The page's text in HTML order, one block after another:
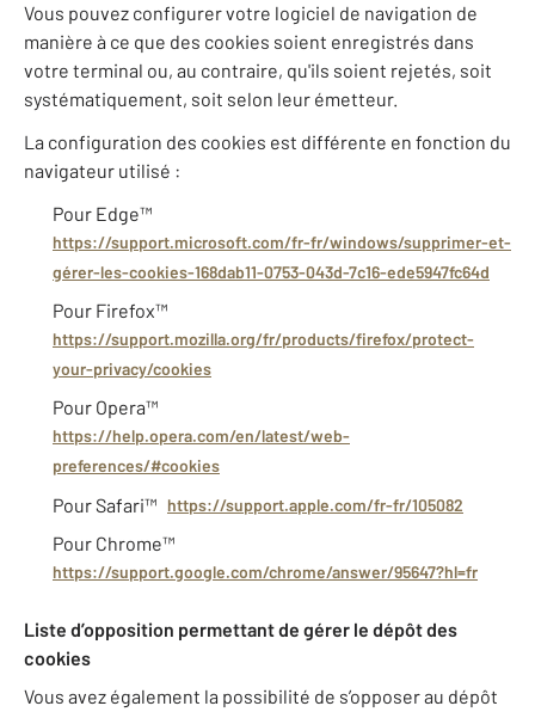
Vous pouvez configurer votre logiciel de navigation de
manière à ce que des cookies soient enregistrés dans
votre terminal ou, au contraire, qu'ils soient rejetés, soit
systématiquement, soit selon leur émetteur.
La configuration des cookies est différente en fonction du
navigateur utilisé :
Pour Edge™
https://support.microsoft.com/fr-fr/windows/supprimer-et-
gérer-les-cookies-168dab11-0753-043d-7c16-ede5947fc64d
Pour Firefox™
https://support.mozilla.org/fr/products/firefox/protect-
your-privacy/cookies
Pour Opera™
https://help.opera.com/en/latest/web-
preferences/#cookies
Pour Safari™ https://support.apple.com/fr-fr/105082
Pour Chrome™
https://support.google.com/chrome/answer/95647?hl=fr
Liste d’opposition permettant de gérer le dépôt des
cookies
Vous avez également la possibilité de s’opposer au dépôt